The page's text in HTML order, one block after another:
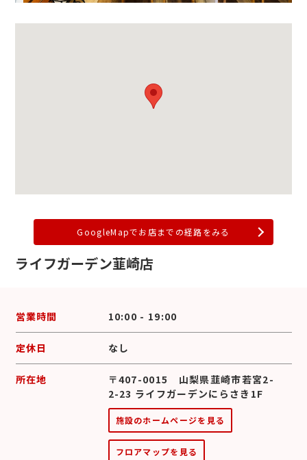
GoogleMapでお店までの経路をみる
ライフガーデン韮崎店
営業時間 10:00 - 19:00
定休日 なし
所在地
〒407-0015 山梨県韮崎市若宮2-
2-23 ライフガーデンにらさき1F
施設のホームページを見る
フロアマップを見る